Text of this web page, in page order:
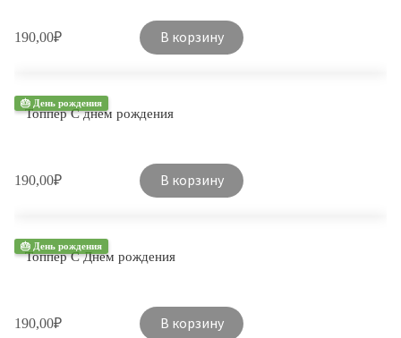
190,00₽ В корзину
🎂 День рождения
Топпер С днем рождения
190,00₽ В корзину
🎂 День рождения
Топпер С Днем рождения
190,00₽ В корзину